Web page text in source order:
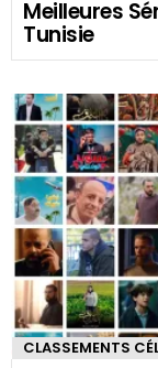
Meilleures
Tunisie
CLASSEMENTS